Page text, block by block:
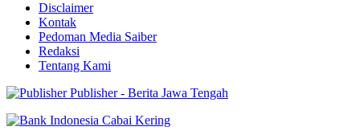
Disclaimer
Kontak
Pedoman Media Saiber
Redaksi
Tentang Kami
Publisher - Berita Jawa Tengah